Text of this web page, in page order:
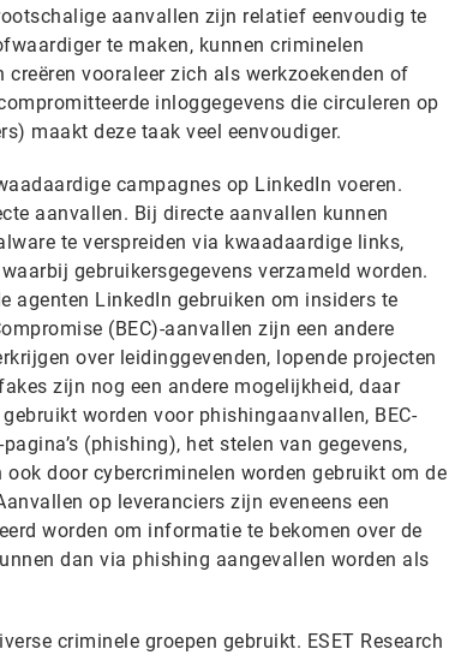
aanvallen zijn relatief eenvoudig te
te maken, kunnen criminelen
vooraleer zich als werkzoekenden of
inloggegevens die circuleren op
maakt deze taak veel eenvoudiger.
campagnes op LinkedIn voeren.
aanvallen. Bij directe aanvallen kunnen
te verspreiden via kwaadaardige links,
gebruikersgegevens verzameld worden.
agenten LinkedIn gebruiken om insiders te
(BEC)-aanvallen zijn een andere
over leidinggevenden, lopende projecten
zijn nog een andere mogelijkheid, daar
worden voor phishingaanvallen, BEC-
(phishing), het stelen van gegevens,
door cybercriminelen worden gebruikt om de
op leveranciers zijn eveneens een
worden om informatie te bekomen over de
dan via phishing aangevallen worden als
criminele groepen gebruikt. ESET Research